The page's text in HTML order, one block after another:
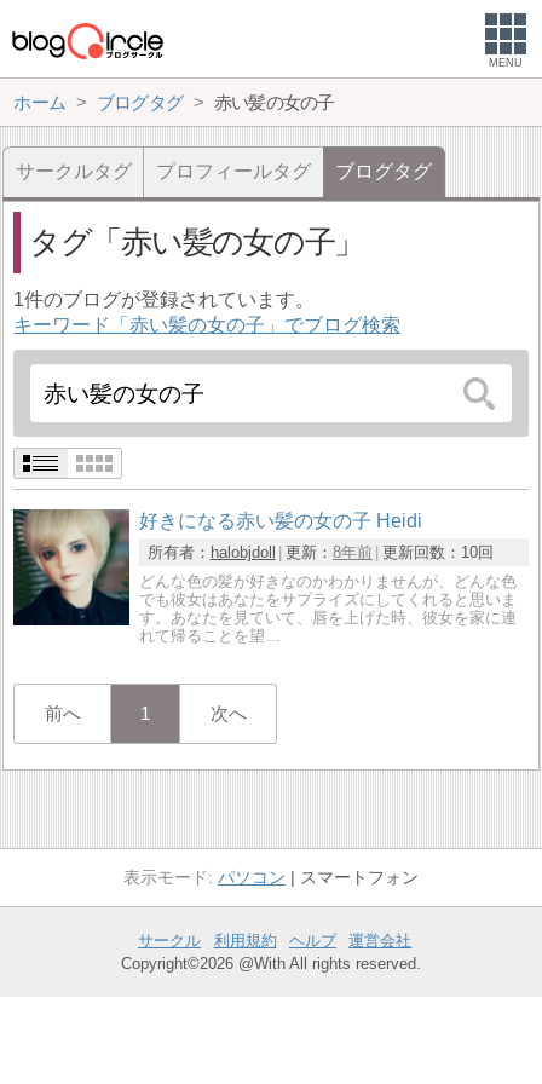
MENU
ホーム ブログタグ 赤い髪の女の子
サークルタグ プロフィールタグ ブログタグ
タグ 赤い髪の女の子
1件のブログが登録されています。
キーワード「赤い髪の女の子」でブログ検索
好きになる赤い髪の女の子 Heidi
所有者： halobjdoll 更新： 8年前 更新回数： 10回
どんな色の髪が好きなのかわかりませんが、どんな色
でも彼女はあなたをサプライズにしてくれると思いま
す。あなたを見ていて、唇を上げた時、彼女を家に連
れて帰ることを望…
前へ 1 次へ
パソコン スマートフォン
サークル 利用規約 ヘルプ
運営会社
Copyright©2026 @With All rights reserved.